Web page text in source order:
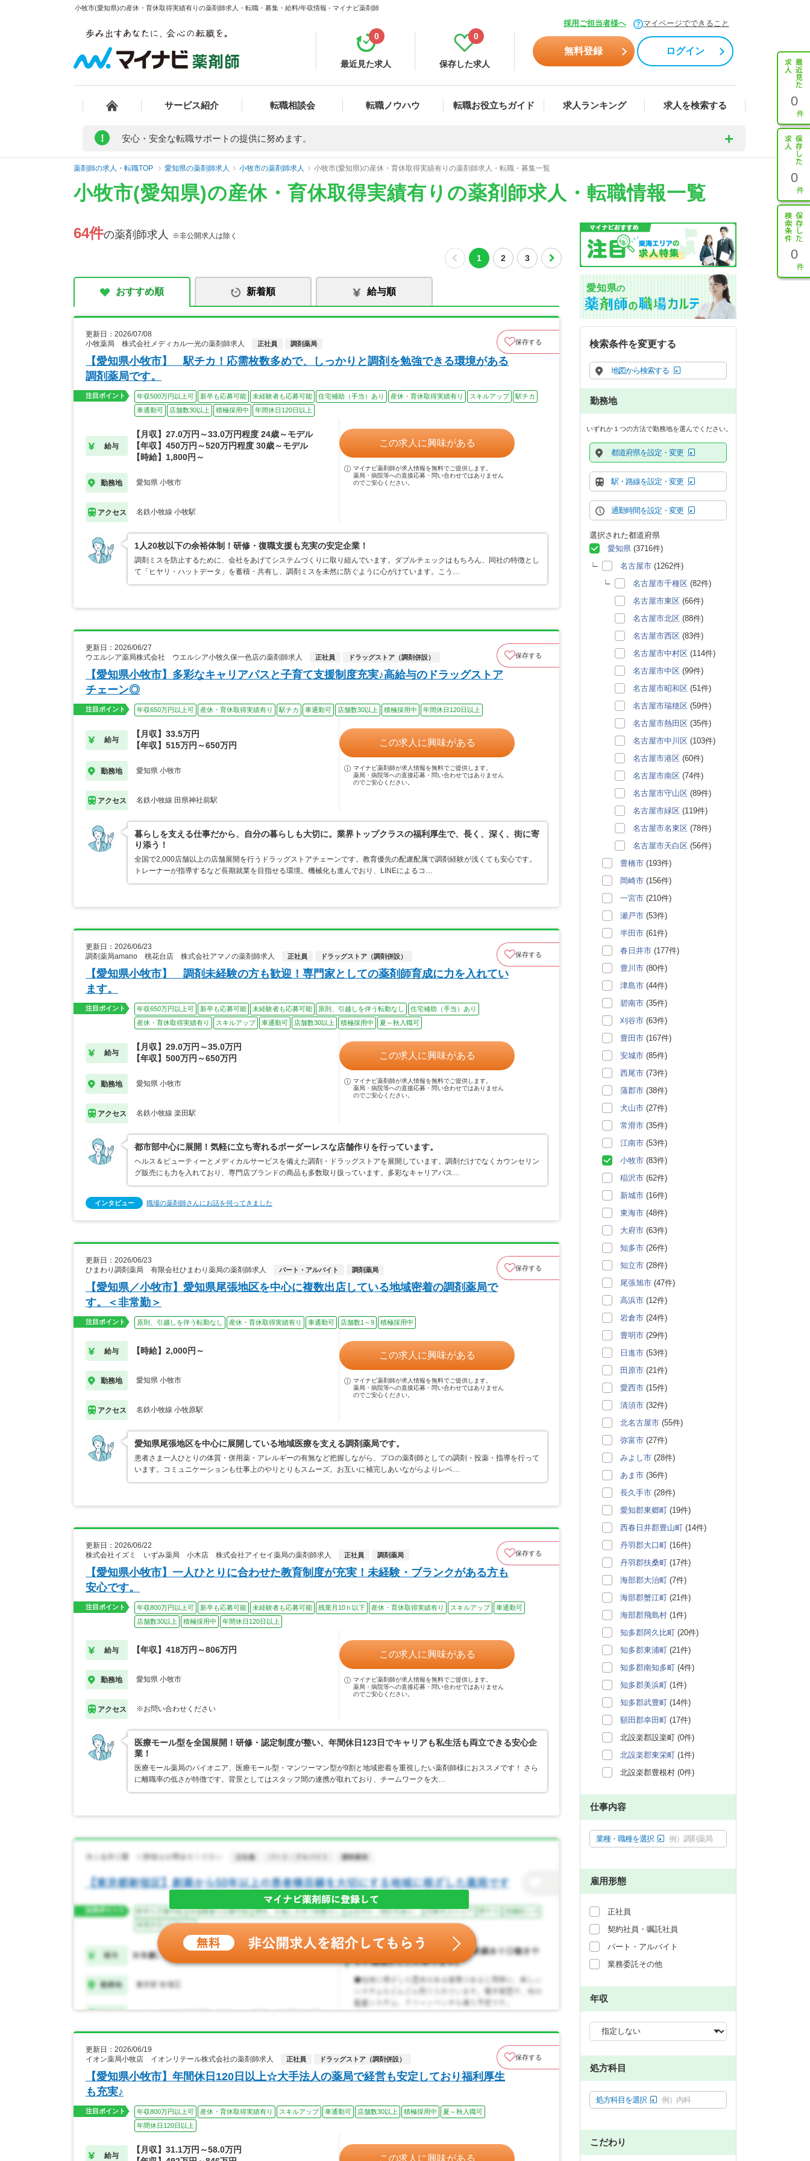
小牧市(愛知県)の産休・育休取得実績有りの薬剤師求人・転職・募集・給料/年収情報 - マイナビ薬剤師
採用ご担当者様へ マイページでできること
最近見た求人
0
保存した求人
0
無料登録 ログイン
サービス紹介 転職相談会 転職ノウハウ 転職お役立ちガイド 求人ランキング 求人を検索する 0
0
0
! 安心・安全な転職サポートの提供に努めます。
薬剤師の求人・転職TOP 愛知県の薬剤師求人 小牧市の薬剤師求人 小牧市(愛知県)の産休・育休取得実績有りの薬剤師求人・転職・募集一覧
小牧市(愛知県)の産休・育休取得実績有りの薬剤師求人・転職情報一覧
64件の薬剤師求人 ※非公開求人は除く
1 2 3
おすすめ順 新着順 給与順
更新日：2026/07/08
小牧薬局 株式会社メディカル一光の薬剤師求人
正社員 調剤薬局 保存する
【愛知県小牧市】 駅チカ！応需枚数多めで、しっかりと調剤を勉強できる環境がある
調剤薬局です。
注目ポイント 年収500万円以上可 新卒も応募可能 未経験者も応募可能 住宅補助（手当）あり 産休・育休取得実績有り スキルアップ
駅チカ
車通勤可
店舗数30以上 積極採用中 年間休日120日以上
給与
【月収】27.0万円～33.0万円程度 24歳～モデル
【年収】450万円～520万円程度 30歳～モデル
【時給】1,800円～
勤務地 愛知県 小牧市
アクセス 名鉄小牧線 小牧駅
この求人に興味がある
マイナビ薬剤師が求人情報を無料でご提供します。
薬局・病院等への直接応募・問い合わせではありません
のでご安心ください。
1人20枚以下の余裕体制！研修・復職支援も充実の安定企業！
調剤ミスを防止するために、会社をあげてシステムづくりに取り組んでいます。ダブルチェックはもちろん、同社の特徴とし
て「ヒヤリ・ハットデータ」を蓄積・共有し、調剤ミスを未然に防ぐように心がけています。こう…
更新日：2026/06/27
ウエルシア薬局株式会社 ウエルシア小牧久保一色店の薬剤師求人
正社員 ドラッグストア（調剤併設） 保存する
【愛知県小牧市】多彩なキャリアパスと子育て支援制度充実♪高給与のドラッグストア
チェーン◎
注目ポイント 年収650万円以上可 産休・育休取得実績有り 駅チカ 車通勤可 店舗数30以上 積極採用中 年間休日120日以上
給与
【月収】33.5万円
【年収】515万円～650万円
勤務地 愛知県 小牧市
アクセス 名鉄小牧線 田県神社前駅
この求人に興味がある
マイナビ薬剤師が求人情報を無料でご提供します。
薬局・病院等への直接応募・問い合わせではありません
のでご安心ください。
暮らしを支える仕事だから、自分の暮らしも大切に。業界トップクラスの福利厚生で、長く、深く、街に寄
り添う！
全国で2,000店舗以上の店舗展開を行うドラッグストアチェーンです。教育優先の配慮配属で調剤経験が浅くても安心です。
トレーナーが指導するなど長期就業を目指せる環境。機械化も進んでおり、LINEによるコ…
更新日：2026/06/23
調剤薬局amano 桃花台店 株式会社アマノの薬剤師求人
正社員 ドラッグストア（調剤併設） 保存する
【愛知県小牧市】 調剤未経験の方も歓迎！専門家としての薬剤師育成に力を入れてい
ます。
注目ポイント 年収650万円以上可 新卒も応募可能 未経験者も応募可能 原則、引越しを伴う転勤なし
住宅補助（手当）あり
産休・育休取得実績有り
スキルアップ 車通勤可 店舗数30以上 積極採用中 夏～秋入職可
給与
【月収】29.0万円～35.0万円
【年収】500万円～650万円
勤務地 愛知県 小牧市
アクセス 名鉄小牧線 楽田駅
この求人に興味がある
マイナビ薬剤師が求人情報を無料でご提供します。
薬局・病院等への直接応募・問い合わせではありません
のでご安心ください。
都市部中心に展開！気軽に立ち寄れるボーダーレスな店舗作りを行っています。
ヘルス＆ビューティーとメディカルサービスを備えた調剤・ドラッグストアを展開しています。調剤だけでなくカウンセリン
グ販売にも力を入れており、専門店ブランドの商品も多数取り扱っています。多彩なキャリアパス…
インタビュー 職場の薬剤師さんにお話を伺ってきました
更新日：2026/06/23
ひまわり調剤薬局 有限会社ひまわり薬局の薬剤師求人
パート・アルバイト 調剤薬局 保存する
【愛知県／小牧市】愛知県尾張地区を中心に複数出店している地域密着の調剤薬局で
す。＜非常勤＞
注目ポイント 原則、引越しを伴う転勤なし 産休・育休取得実績有り 車通勤可 店舗数1～9 積極採用中
給与 【時給】2,000円～
勤務地 愛知県 小牧市
アクセス 名鉄小牧線 小牧原駅
この求人に興味がある
マイナビ薬剤師が求人情報を無料でご提供します。
薬局・病院等への直接応募・問い合わせではありません
のでご安心ください。
愛知県尾張地区を中心に展開している地域医療を支える調剤薬局です。
患者さま一人ひとりの体質・併用薬・アレルギーの有無など把握しながら、プロの薬剤師としての調剤・投薬・指導を行って
います。コミュニケーションも仕事上のやりとりもスムーズ。お互いに補完しあいながらよりレベ…
更新日：2026/06/22
株式会社イズミ いずみ薬局 小木店 株式会社アイセイ薬局の薬剤師求人
正社員 調剤薬局 保存する
【愛知県小牧市】一人ひとりに合わせた教育制度が充実！未経験・ブランクがある方も
安心です。
注目ポイント 年収800万円以上可 新卒も応募可能 未経験者も応募可能 残業月10ｈ以下 産休・育休取得実績有り スキルアップ
車通勤可
店舗数30以上
積極採用中 年間休日120日以上
給与 【年収】418万円～806万円
勤務地 愛知県 小牧市
アクセス ※お問い合わせください
この求人に興味がある
マイナビ薬剤師が求人情報を無料でご提供します。
薬局・病院等への直接応募・問い合わせではありません
のでご安心ください。
医療モール型を全国展開！研修・認定制度が整い、年間休日123日でキャリアも私生活も両立できる安心企
業！
医療モール薬局のパイオニア、医療モール型・マンツーマン型が9割と地域密着を重視したい薬剤師様におススメです！ さら
に離職率の低さが特徴です。背景としてはスタッフ間の連携が取れており、チームワークを大…
更新日：2026/06/19
イオン薬局小牧店 イオンリテール株式会社の薬剤師求人
正社員 ドラッグストア（調剤併設） 保存する
【愛知県小牧市】年間休日120日以上☆大手法人の薬局で経営も安定しており福利厚生
も充実♪
注目ポイント 年収800万円以上可 産休・育休取得実績有り スキルアップ 車通勤可 店舗数30以上 積極採用中
夏～秋入職可
年間休日120日以上
給与
【月収】31.1万円～58.0万円
この求人に興味がある
愛知県の
検索条件を変更する
地図から検索する
勤務地
いずれか１つの方法で勤務地を選んでください。
都道府県を設定・変更
駅・路線を設定・変更
通勤時間を設定・変更
選択された都道府県
愛知県 (3716件)
名古屋市 (1262件)
名古屋市千種区 (82件)
名古屋市東区 (66件)
名古屋市北区 (88件)
名古屋市西区 (83件)
名古屋市中村区 (114件)
名古屋市中区 (99件)
名古屋市昭和区 (51件)
名古屋市瑞穂区 (59件)
名古屋市熱田区 (35件)
名古屋市中川区 (103件)
名古屋市港区 (60件)
名古屋市南区 (74件)
名古屋市守山区 (89件)
名古屋市緑区 (119件)
名古屋市名東区 (78件)
名古屋市天白区 (56件)
豊橋市 (193件)
岡崎市 (156件)
一宮市 (210件)
瀬戸市 (53件)
半田市 (61件)
春日井市 (177件)
豊川市 (80件)
津島市 (44件)
碧南市 (35件)
刈谷市 (63件)
豊田市 (167件)
安城市 (85件)
西尾市 (73件)
蒲郡市 (38件)
犬山市 (27件)
常滑市 (35件)
江南市 (53件)
小牧市 (83件)
稲沢市 (62件)
新城市 (16件)
東海市 (48件)
大府市 (63件)
知多市 (26件)
知立市 (28件)
尾張旭市 (47件)
高浜市 (12件)
岩倉市 (24件)
豊明市 (29件)
日進市 (53件)
田原市 (21件)
愛西市 (15件)
清須市 (32件)
北名古屋市 (55件)
弥富市 (27件)
みよし市 (28件)
あま市 (36件)
長久手市 (28件)
愛知郡東郷町 (19件)
西春日井郡豊山町 (14件)
丹羽郡大口町 (16件)
丹羽郡扶桑町 (17件)
海部郡大治町 (7件)
海部郡蟹江町 (21件)
海部郡飛島村 (1件)
知多郡阿久比町 (20件)
知多郡東浦町 (21件)
知多郡南知多町 (4件)
知多郡美浜町 (1件)
知多郡武豊町 (14件)
額田郡幸田町 (17件)
北設楽郡設楽町 (0件)
北設楽郡東栄町 (1件)
北設楽郡豊根村 (0件)
仕事内容
業種・職種を選択 例）調剤薬局
雇用形態
正社員
契約社員・嘱託社員
パート・アルバイト
業務委託その他
年収
処方科目
処方科目を選択 例）内科
こだわり